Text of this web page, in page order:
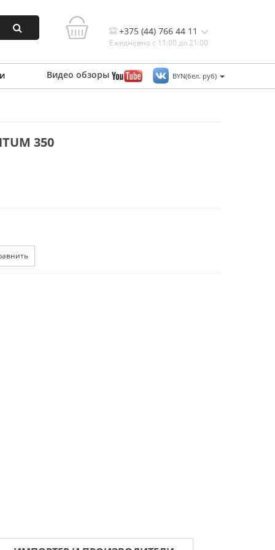
+375 (44) 766 44 11
Ежедневно с 11:00 до 21:00
Видео обзоры BYN(бел. руб)
350